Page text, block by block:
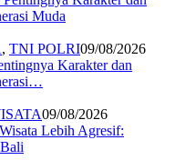
, TNI POLRI09/08/2026
Karakter dan
09/08/2026
Lebih Agresif: